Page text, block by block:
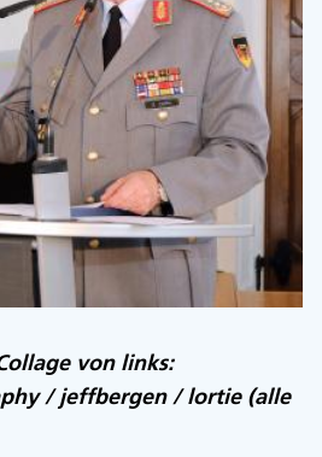
von links:
/ jeffbergen / lortie (alle